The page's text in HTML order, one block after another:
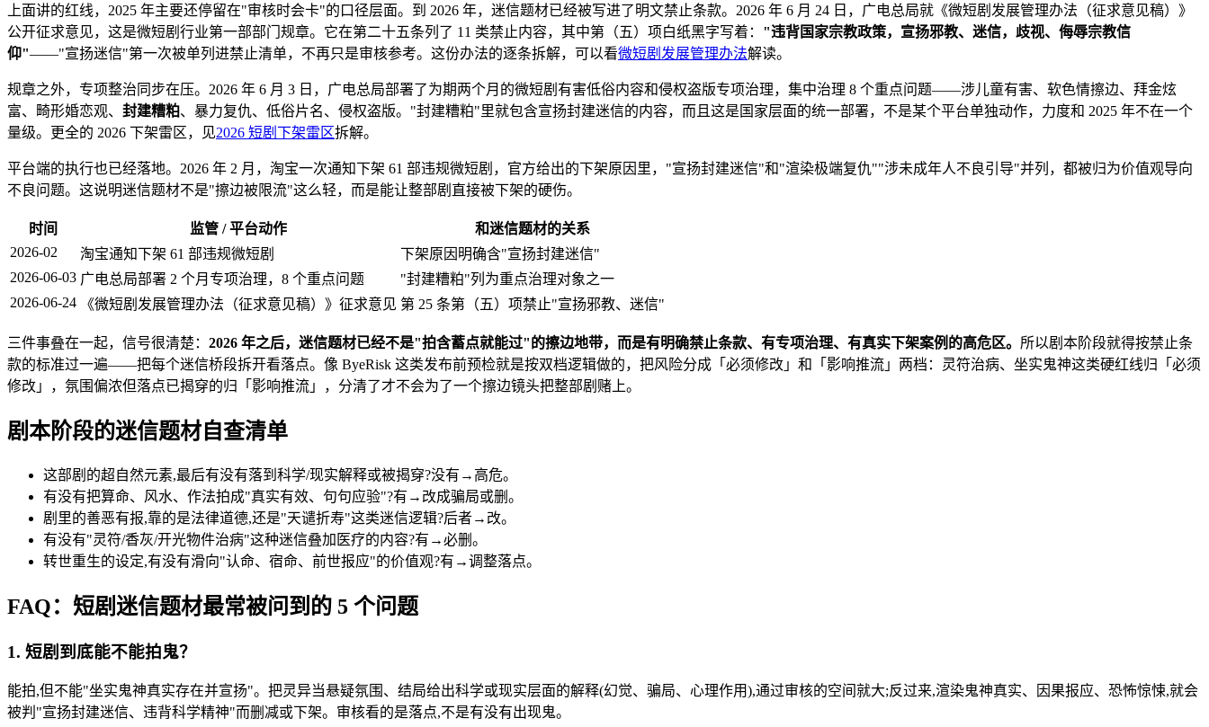
上面讲的红线，2025 年主要还停留在"审核时会卡"的口径层面。到 2026 年，迷信题材已经被写进了明文禁止条款。2026 年 6 月 24 日，广电总局就《微短剧发展管理办法（征求意见稿）》
公开征求意见，这是微短剧行业第一部部门规章。它在第二十五条列了 11 类禁止内容，其中第（五）项白纸黑字写着： "违背国家宗教政策，宣扬邪教、迷信，歧视、侮辱宗教信
仰"——"宣扬迷信"第一次被单列进禁止清单，不再只是审核参考。这份办法的逐条拆解，可以看微短剧发展管理办法解读。
规章之外，专项整治同步在压。2026 年 6 月 3 日，广电总局部署了为期两个月的微短剧有害低俗内容和侵权盗版专项治理，集中治理 8 个重点问题——涉儿童有害、软色情擦边、拜金炫
富、畸形婚恋观、 封建糟粕、暴力复仇、低俗片名、侵权盗版。"封建糟粕"里就包含宣扬封建迷信的内容，而且这是国家层面的统一部署，不是某个平台单独动作，力度和 2025 年不在一个
量级。更全的 2026 下架雷区，见2026 短剧下架雷区拆解。
平台端的执行也已经落地。2026 年 2 月，淘宝一次通知下架 61 部违规微短剧，官方给出的下架原因里，"宣扬封建迷信"和"渲染极端复仇""涉未成年人不良引导"并列，都被归为价值观导向
不良问题。这说明迷信题材不是"擦边被限流"这么轻，而是能让整部剧直接被下架的硬伤。
时间 监管 / 平台动作
和迷信题材的关系
2026-02
淘宝通知下架 61 部违规微短剧
下架原因明确含"宣扬封建迷信"
2026-06-03 广电总局部署 2 个月专项治理，8 个重点问题
"封建糟粕"列为重点治理对象之一
2026-06-24
《微短剧发展管理办法（征求意见稿）》征求意见 第 25 条第（五）项禁止"宣扬邪教、迷信"
三件事叠在一起，信号很清楚： 2026 年之后，迷信题材已经不是"拍含蓄点就能过"的擦边地带，而是有明确禁止条款、有专项治理、有真实下架案例的高危区。 所以剧本阶段就得按禁止条
款的标准过一遍——把每个迷信桥段拆开看落点。像 ByeRisk 这类发布前预检就是按双档逻辑做的，把风险分成「必须修改」和「影响推流」两档：灵符治病、坐实鬼神这类硬红线归「必须
修改」，氛围偏浓但落点已揭穿的归「影响推流」，分清了才不会为了一个擦边镜头把整部剧赌上。
剧本阶段的迷信题材自查清单
这部剧的超自然元素,最后有没有落到科学/现实解释或被揭穿?没有→高危。
有没有把算命、风水、作法拍成"真实有效、句句应验"?有→改成骗局或删。
剧里的善恶有报,靠的是法律道德,还是"天谴折寿"这类迷信逻辑?后者→改。
有没有"灵符/香灰/开光物件治病"这种迷信叠加医疗的内容?有→必删。
转世重生的设定,有没有滑向"认命、宿命、前世报应"的价值观?有→调整落点。
FAQ：短剧迷信题材最常被问到的 5 个问题
1. 短剧到底能不能拍鬼？
能拍,但不能"坐实鬼神真实存在并宣扬"。把灵异当悬疑氛围、结局给出科学或现实层面的解释(幻觉、骗局、心理作用),通过审核的空间就大;反过来,渲染鬼神真实、因果报应、恐怖惊悚,就会
被判"宣扬封建迷信、违背科学精神"而删减或下架。审核看的是落点,不是有没有出现鬼。